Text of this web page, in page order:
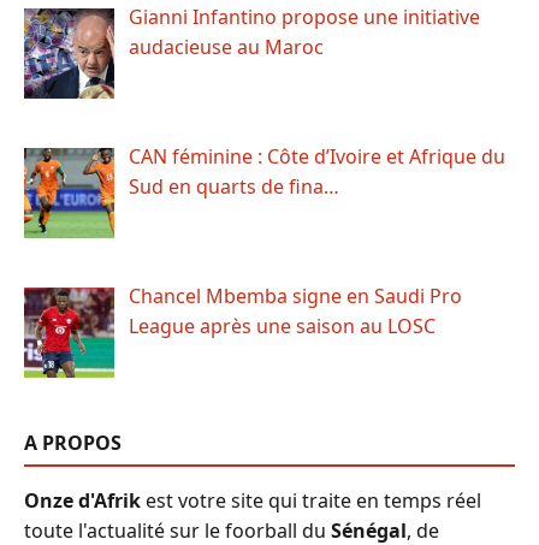
Gianni Infantino propose une initiative
audacieuse au Maroc
CAN féminine : Côte d’Ivoire et Afrique du
Sud en quarts de fina…
Chancel Mbemba signe en Saudi Pro
League après une saison au LOSC
A PROPOS
Onze d'Afrikest votre site qui traite en temps réel
toute l'actualité sur le foorball du Sénégal, de